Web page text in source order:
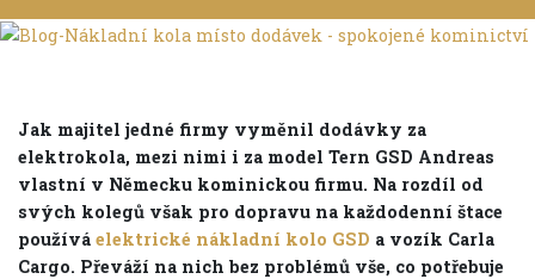
Jak majitel jedné firmy vyměnil dodávky za
elektrokola, mezi nimi i za model Tern GSD Andreas
vlastní v Německu kominickou firmu. Na rozdíl od
svých kolegů však pro dopravu na každodenní štace
používá elektrické nákladní kolo GSD a vozík Carla
Cargo. Převáží na nich bez problémů vše, co potřebuje